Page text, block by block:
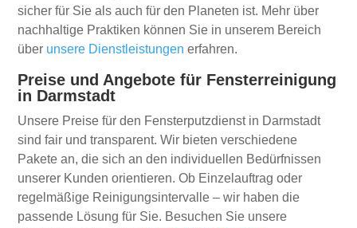
sicher für Sie als auch für den Planeten ist. Mehr über
nachhaltige Praktiken können Sie in unserem Bereich
über unsere Dienstleistungen erfahren.
Preise und Angebote für Fensterreinigung
in Darmstadt
Unsere Preise für den Fensterputzdienst in Darmstadt
sind fair und transparent. Wir bieten verschiedene
Pakete an, die sich an den individuellen Bedürfnissen
unserer Kunden orientieren. Ob Einzelauftrag oder
regelmäßige Reinigungsintervalle – wir haben die
passende Lösung für Sie. Besuchen Sie unsere